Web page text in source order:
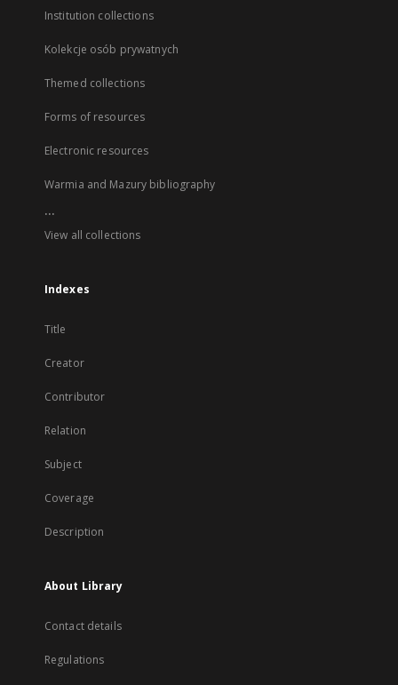
Institution collections
Kolekcje osób prywatnych
Themed collections
Forms of resources
Electronic resources
Warmia and Mazury bibliography
...
View all collections
Indexes
Title
Creator
Contributor
Relation
Subject
Coverage
Description
About Library
Contact details
Regulations